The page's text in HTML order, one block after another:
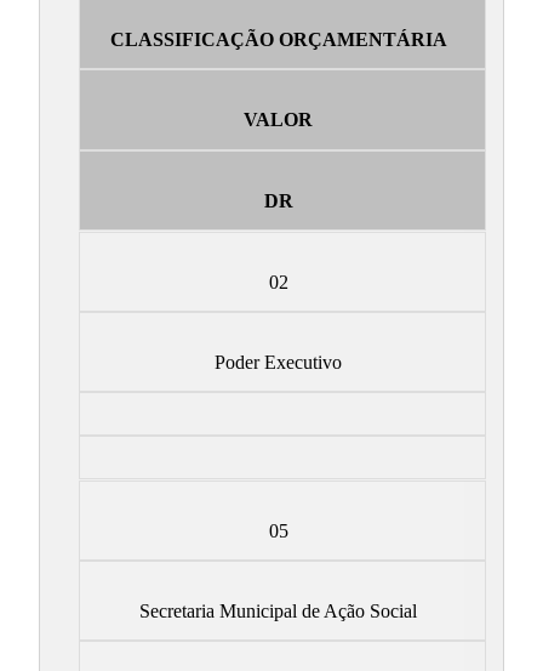
CLASSIFICAÇÃO ORÇAMENTÁRIA
VALOR
DR
02
Poder Executivo
05
Secretaria Municipal de Ação Social